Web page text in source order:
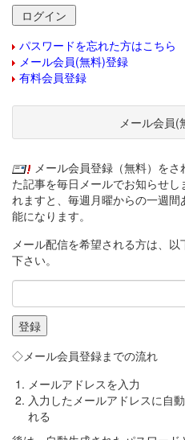
パスワードを忘れた方はこちら
メール会員(無料)登録
有料会員登録
メール会員(
メール会員登録（無料）を
た記事を毎日メールでお知らせ
れますと、毎週月曜からの一週
能になります。
メール配信を希望される方は、
下さい。
◇メール会員登録までの流れ
メールアドレスを入力
入力したメールアドレスに自
れる